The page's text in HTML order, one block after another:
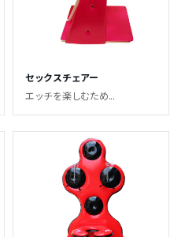
セックスチェアー
エッチを楽しむため...